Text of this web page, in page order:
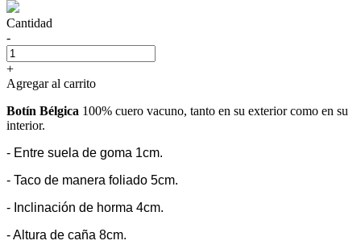
Cantidad
-
+
Agregar al carrito
Botín Bélgica 100% cuero vacuno, tanto en su exterior como en su
interior.
- Entre suela de goma 1cm.
- Taco de manera foliado 5cm.
- Inclinación de horma 4cm.
- Altura de caña 8cm.